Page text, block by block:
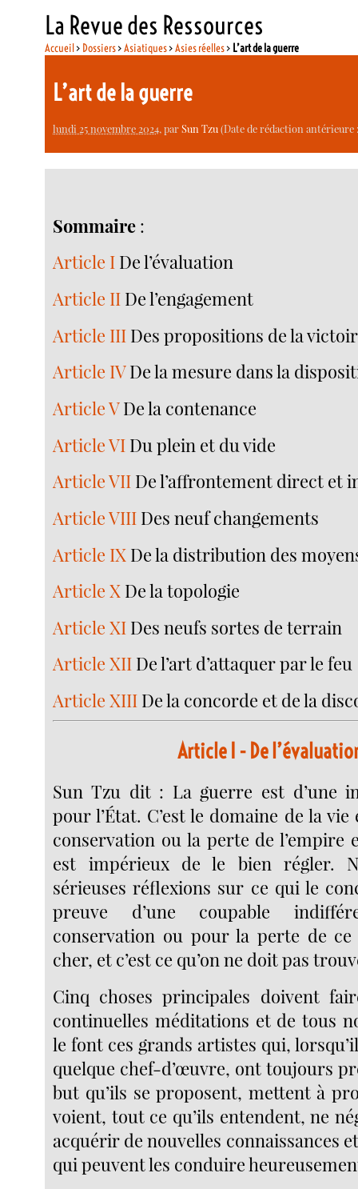
La Revue des Ressources
Accueil> Dossiers>Asiatiques>Asies réelles> L’art de la guerre
L’art de la guerre
lundi 25 novembre 2024, parSun Tzu(Date de rédaction antérieure
Sommaire :
Article I De l’évaluation
Article II De l’engagement
Article III Des propositions de la
Article IVDe la mesure dans la
Article VDe la contenance
Article VI Du plein et du vide
Article VII De l’affrontement direct et
Article VIII Des neuf changements
Article IX De la distribution des
Article X De la topologie
Article XI Des neufs sortes de terrain
Article XII De l’art d’attaquer par le feu
Article XIII De la concorde et de la
Article I - De
Sun Tzu dit : La guerre est d’une
pour l’État. C’est le domaine de la
conservation ou la perte de l’empire
est impérieux de le bien régler.
sérieuses réflexions sur ce qui le
preuve d’une coupable
conservation ou pour la perte de ce
cher, et c’est ce qu’on ne doit pas
Cinq choses principales doivent
continuelles méditations et de tous
le font ces grands artistes qui,
quelque chef-d’œuvre, ont toujours
but qu’ils se proposent, mettent à
voient, tout ce qu’ils entendent, ne
acquérir de nouvelles connaissances
qui peuvent les conduire